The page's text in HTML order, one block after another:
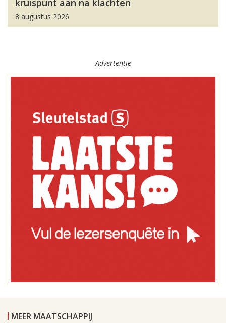
kruispunt aan na klachten
8 augustus 2026
Advertentie
MEER MAATSCHAPPIJ